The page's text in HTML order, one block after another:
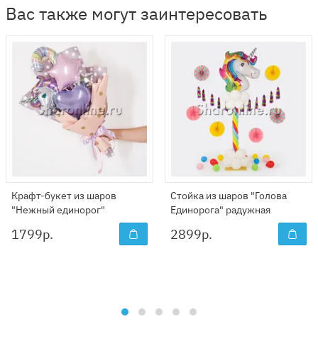
Вас также могут заинтересовать
Крафт-букет из шаров
"Нежный единорог"
1799р.
Стойка из шаров "Голова
Единорога" радужная
2899р.